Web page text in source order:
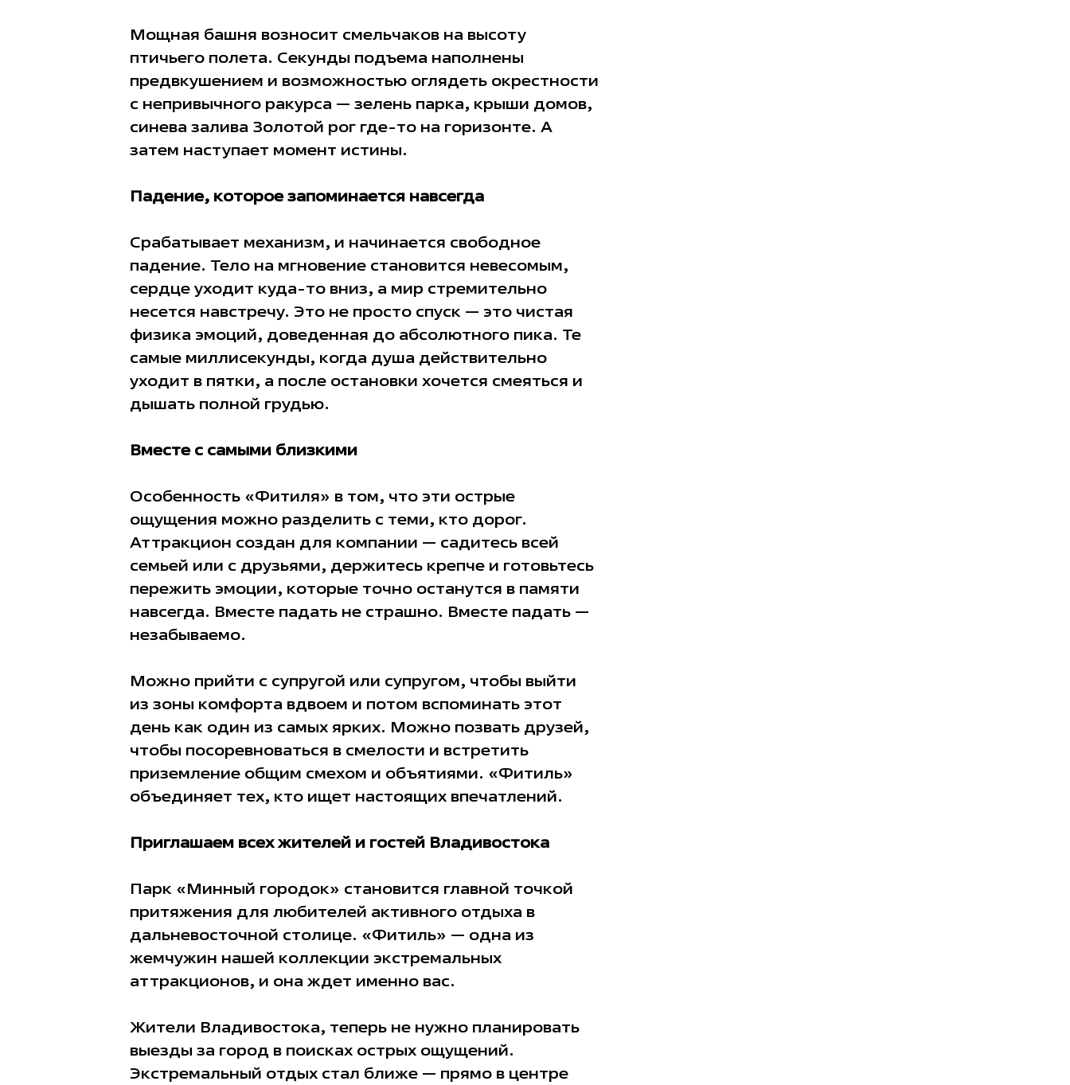
Мощная башня возносит смельчаков на высоту
птичьего полета. Секунды подъема наполнены
предвкушением и возможностью оглядеть окрестности
с непривычного ракурса — зелень парка, крыши домов,
синева залива Золотой рог где-то на горизонте. А
затем наступает момент истины.
Падение, которое запоминается навсегда
Срабатывает механизм, и начинается свободное
падение. Тело на мгновение становится невесомым,
сердце уходит куда-то вниз, а мир стремительно
несется навстречу. Это не просто спуск — это чистая
физика эмоций, доведенная до абсолютного пика. Те
самые миллисекунды, когда душа действительно
уходит в пятки, а после остановки хочется смеяться и
дышать полной грудью.
Вместе с самыми близкими
Особенность «Фитиля» в том, что эти острые
ощущения можно разделить с теми, кто дорог.
Аттракцион создан для компании — садитесь всей
семьей или с друзьями, держитесь крепче и готовьтесь
пережить эмоции, которые точно останутся в памяти
навсегда. Вместе падать не страшно. Вместе падать —
незабываемо.
Можно прийти с супругой или супругом, чтобы выйти
из зоны комфорта вдвоем и потом вспоминать этот
день как один из самых ярких. Можно позвать друзей,
чтобы посоревноваться в смелости и встретить
приземление общим смехом и объятиями. «Фитиль»
объединяет тех, кто ищет настоящих впечатлений.
Приглашаем всех жителей и гостей Владивостока
Парк «Минный городок» становится главной точкой
притяжения для любителей активного отдыха в
дальневосточной столице. «Фитиль» — одна из
жемчужин нашей коллекции экстремальных
аттракционов, и она ждет именно вас.
Жители Владивостока, теперь не нужно планировать
выезды за город в поисках острых ощущений.
Экстремальный отдых стал ближе — прямо в центре